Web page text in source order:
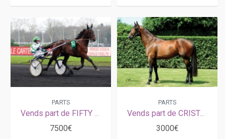
PARTS
Vends part de FIFTY KALOUMA (Ready Cash - Sadaya de Cerisy par Kiwi)
7500€
PARTS
Vends part de CRISTAL MONEY (Coktail Jet - Making Money par Himo Josselyn)
3000€